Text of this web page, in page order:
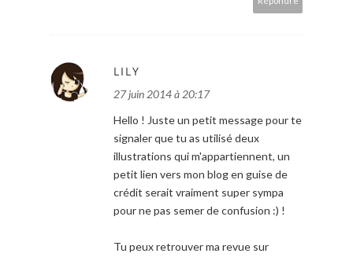
LILY
27 juin 2014 à 20:17
Hello ! Juste un petit message pour te
signaler que tu as utilisé deux
illustrations qui m'appartiennent, un
petit lien vers mon blog en guise de
crédit serait vraiment super sympa
pour ne pas semer de confusion :) !
Tu peux retrouver ma revue sur